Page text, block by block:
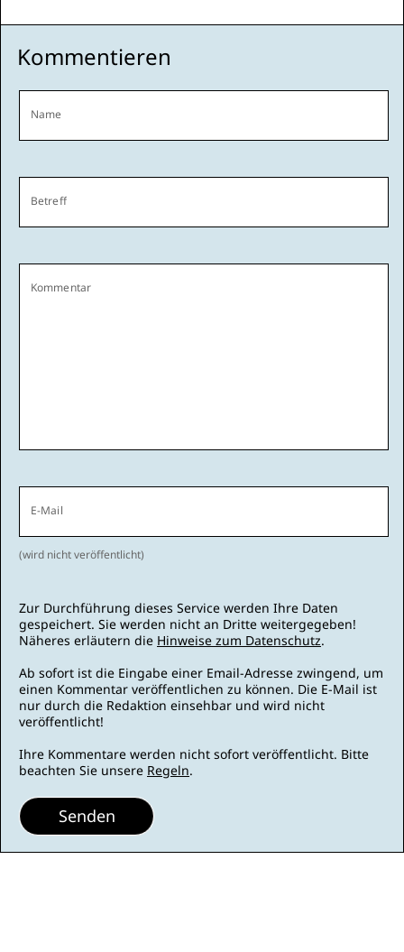
Kommentieren
Name
Betreff
Kommentar
E-Mail
(wird nicht veröffentlicht)
Zur Durchführung dieses Service werden Ihre Daten
gespeichert. Sie werden nicht an Dritte weitergegeben!
Näheres erläutern die Hinweise zum Datenschutz.
Ab sofort ist die Eingabe einer Email-Adresse zwingend, um
einen Kommentar veröffentlichen zu können. Die E-Mail ist
nur durch die Redaktion einsehbar und wird nicht
veröffentlicht!
Ihre Kommentare werden nicht sofort veröffentlicht. Bitte
beachten Sie unsere Regeln.
Senden